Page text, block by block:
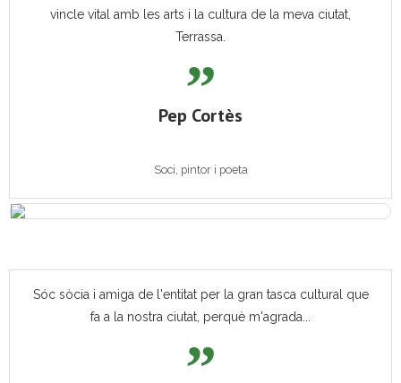
vincle vital amb les arts i la cultura de la meva ciutat,
Terrassa.
Pep Cortès
Soci, pintor i poeta
Sóc sòcia i amiga de l'entitat per la gran tasca cultural que
fa a la nostra ciutat, perquè m'agrada...